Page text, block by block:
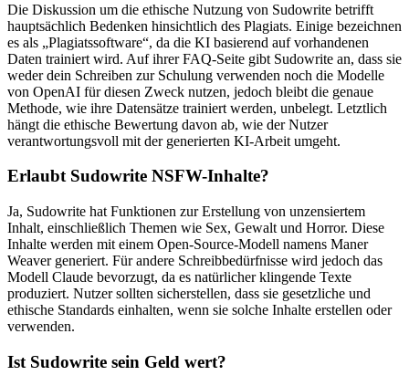
Die Diskussion um die ethische Nutzung von Sudowrite betrifft
hauptsächlich Bedenken hinsichtlich des Plagiats. Einige bezeichnen
es als „Plagiatssoftware“, da die KI basierend auf vorhandenen
Daten trainiert wird. Auf ihrer FAQ-Seite gibt Sudowrite an, dass sie
weder dein Schreiben zur Schulung verwenden noch die Modelle
von OpenAI für diesen Zweck nutzen, jedoch bleibt die genaue
Methode, wie ihre Datensätze trainiert werden, unbelegt. Letztlich
hängt die ethische Bewertung davon ab, wie der Nutzer
verantwortungsvoll mit der generierten KI-Arbeit umgeht.
Erlaubt Sudowrite NSFW-Inhalte?
Ja, Sudowrite hat Funktionen zur Erstellung von unzensiertem
Inhalt, einschließlich Themen wie Sex, Gewalt und Horror. Diese
Inhalte werden mit einem Open-Source-Modell namens Maner
Weaver generiert. Für andere Schreibbedürfnisse wird jedoch das
Modell Claude bevorzugt, da es natürlicher klingende Texte
produziert. Nutzer sollten sicherstellen, dass sie gesetzliche und
ethische Standards einhalten, wenn sie solche Inhalte erstellen oder
verwenden.
Ist Sudowrite sein Geld wert?